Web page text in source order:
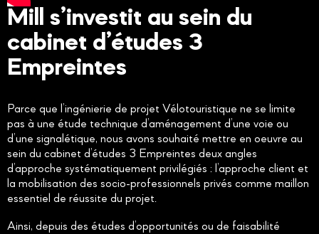
Mill s’investit au sein du
cabinet d’études 3
Empreintes
Parce que l’ingénierie de projet Vélotouristique ne se limite
pas à une étude technique d’aménagement d’une voie ou
d’une signalétique, nous avons souhaité mettre en oeuvre au
sein du cabinet d’études 3 Empreintes deux angles
d’approche systématiquement privilégiés : l’approche client et
la mobilisation des socio-professionnels privés comme maillon
essentiel de réussite du projet.
Ainsi, depuis des études d’opportunités ou de faisabilité